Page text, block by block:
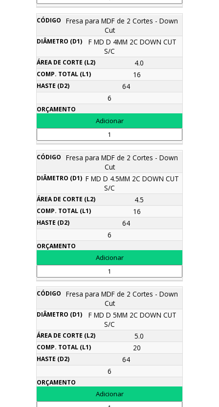
Fresa para MDF de 2 Cortes - Down
Cut
F MD D 4MM 2C DOWN CUT
S/C
4.0
16
64
6
Fresa para MDF de 2 Cortes - Down
Cut
F MD D 4.5MM 2C DOWN CUT
S/C
4.5
16
64
6
Fresa para MDF de 2 Cortes - Down
Cut
F MD D 5MM 2C DOWN CUT
S/C
5.0
20
64
6